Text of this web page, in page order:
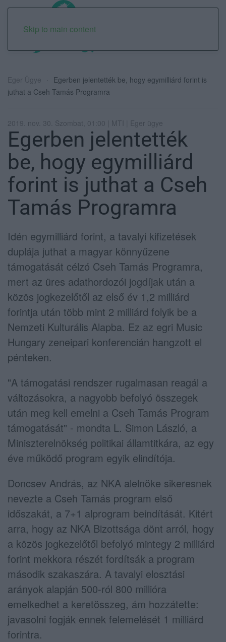
Skip to main content
Eger Ügye
Egerben jelentették be, hogy egymilliárd forint is
juthat a Cseh Tamás Programra
2019. nov. 30. Szombat, 01:00 | MTI | Eger ügye
Egerben jelentették
be, hogy egymilliárd
forint is juthat a Cseh
Tamás Programra
Idén egymilliárd forint, a tavalyi kifizetések
duplája juthat a magyar könnyűzene
támogatását célzó Cseh Tamás Programra,
mert az üres adathordozói jogdíjak után a
közös jogkezelőtől az első év 1,2 milliárd
forintja után több mint 2 milliárd folyik be a
Nemzeti Kulturális Alapba. Ez az egri Music
Hungary zeneipari konferencián hangzott el
pénteken.
"A támogatási rendszer rugalmasan reagál a
változásokra, a nagyobb befolyó összegek
után meg kell emelni a Cseh Tamás Program
támogatását" - mondta L. Simon László, a
Miniszterelnökség politikai államtitkára, az egy
éve működő program egyik elindítója.
Doncsev András, az NKA alelnöke sikeresnek
nevezte a Cseh Tamás program első
időszakát, a 7+1 alprogram beindítását. Kitért
arra, hogy az NKA Bizottsága dönt arról, hogy
a közös jogkezelőtől befolyó mintegy 2 milliárd
forint mekkora részét fordítsák a program
második szakaszára. A tavalyi elosztási
arányok alapján 500-ról 800 millióra
emelkedhet a keretösszeg, ám hozzátette:
javasolni fogják ennek felemelését 1 milliárd
forintra.